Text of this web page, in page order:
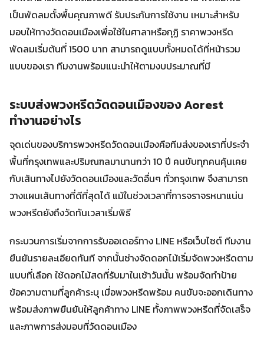
เป็นพัดลมตั้งพื้นคุณภาพดี รับประกันการใช้งาน เหมาะสำหรับ
มอบให้ทางวัดดอนเมืองเพื่อใช้ในศาลาหรือกุฏิ ราคาพวงหรีด
พัดลมเริ่มต้นที่ 1500 บาท สามารถดูแบบทั้งหมดได้ที่หน้ารวม
แบบของเรา ทีมงานพร้อมแนะนำให้ตามงบประมาณที่มี
ระบบส่งพวงหรีดวัดดอนเมืองของ Aorest
ทำงานอย่างไร
จุดเด่นของบริการพวงหรีดวัดดอนเมืองคือทีมส่งของเราที่ประจำ
พื้นที่กรุงเทพและปริมณฑลมานานกว่า 10 ปี คนขับทุกคนคุ้นเคย
กับเส้นทางไปยังวัดดอนเมืองและวัดอื่นๆ ทั่วกรุงเทพ จึงสามารถ
วางแผนเส้นทางที่ดีที่สุดได้ แม้ในช่วงเวลาที่การจราจรหนาแน่น
พวงหรีดยังถึงวัดทันเวลาเริ่มพิธี
กระบวนการเริ่มจากการรับออเดอร์ทาง LINE หรือเว็บไซต์ ทีมงาน
ยืนยันรายละเอียดทันที จากนั้นช่างจัดดอกไม้เริ่มจัดพวงหรีดตาม
แบบที่เลือก ใช้ดอกไม้สดที่รับมาในเช้าวันนั้น พร้อมจัดทำป้าย
ข้อความตามที่ลูกค้าระบุ เมื่อพวงหรีดพร้อม คนขับจะออกเดินทาง
พร้อมส่งภาพยืนยันให้ลูกค้าทาง LINE ทั้งภาพพวงหรีดที่จัดเสร็จ
และภาพการส่งมอบที่วัดดอนเมือง